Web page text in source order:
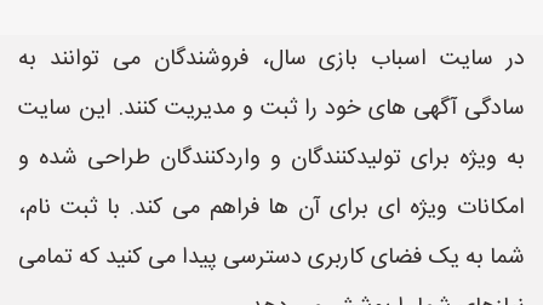
در سایت اسباب بازی سال، فروشندگان می توانند به
سادگی آگهی های خود را ثبت و مدیریت کنند. این سایت
به ویژه برای تولیدکنندگان و واردکنندگان طراحی شده و
امکانات ویژه ای برای آن ها فراهم می کند. با ثبت نام،
شما به یک فضای کاربری دسترسی پیدا می کنید که تمامی